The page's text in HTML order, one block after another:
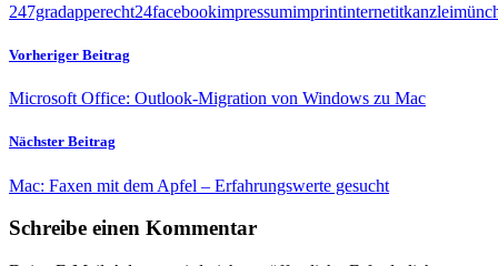
247gradapperecht24facebookimpressumimprintinternetitkanzlei
Vorheriger Beitrag
Microsoft Office: Outlook-Migration von Windows zu Mac
Nächster Beitrag
Mac: Faxen mit dem Apfel – Erfahrungswerte gesucht
Schreibe einen Kommentar